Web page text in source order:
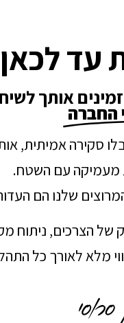
עד
אותך
החברה
סקירה אמיתית,
מעמיקה עם השטח.
שלנו הם
של הצרכים, ניתוח
מלא לאורך כל